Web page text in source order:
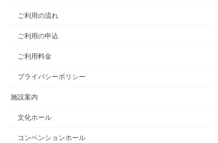
ご利用の流れ
ご利用の申込
ご利用料金
プライバシーポリシー
施設案内
文化ホール
コンベンションホール